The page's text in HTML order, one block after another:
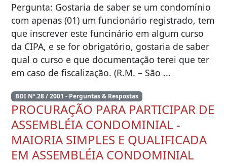
Pergunta: Gostaria de saber se um condomínio
com apenas (01) um funcionário registrado, tem
que inscrever este funcinário em algum curso
da CIPA, e se for obrigatório, gostaria de saber
qual o curso e que documentação terei que ter
em caso de fiscalização. (R.M. – São ...
BDI Nº.28 / 2001 - Perguntas & Respostas
PROCURAÇÃO PARA PARTICIPAR DE
ASSEMBLÉIA CONDOMINIAL -
MAIORIA SIMPLES E QUALIFICADA
EM ASSEMBLÉIA CONDOMINIAL